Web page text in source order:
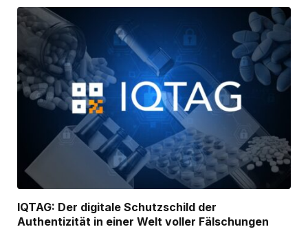
IQTAG: Der digitale Schutzschild der
Authentizität in einer Welt voller Fälschungen